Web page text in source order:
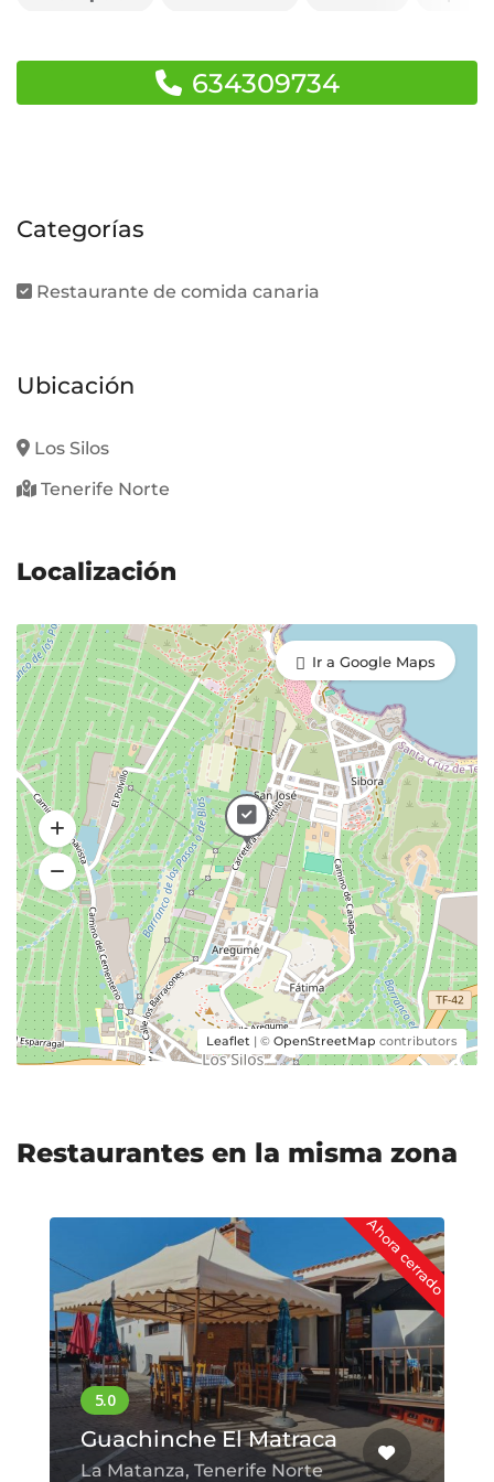
634309734
Categorías
Restaurante de comida canaria
Ubicación
Los Silos
Tenerife Norte
Localización
Leaflet | © OpenStreetMap contributors
Ir a Google Maps
Restaurantes en la misma zona
Ahora cerrado
Guachinche El Matraca
La Matanza, Tenerife Norte